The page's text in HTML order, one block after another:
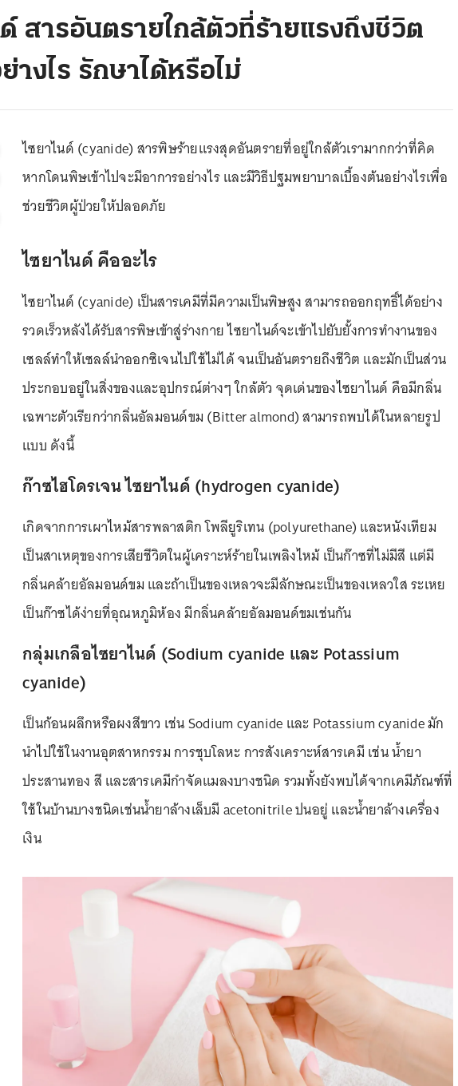
สารอันตรายใกล้ตัวที่ร้ายแรงถึงชีวิต
างไร รักษาได้หรือไม่
ไซยาไนด์ (cyanide) สารพิษร้ายแรงสุดอันตรายที่อยู่ใกล้ตัวเรามากกว่าที่คิด
หากโดนพิษเข้าไปจะมีอาการอย่างไร และมีวิธีปฐมพยาบาลเบื้องต้นอย่างไรเพื่อ
ช่วยชีวิตผู้ป่วยให้ปลอดภัย
ไซยาไนด์ คืออะไร
ไซยาไนด์ (cyanide) เป็นสารเคมีที่มีความเป็นพิษสูง สามารถออกฤทธิ์ได้อย่าง
รวดเร็วหลังได้รับสารพิษเข้าสู่ร่างกาย ไซยาไนด์จะเข้าไปยับยั้งการทำงานของ
เซลล์ทำให้เซลล์นำออกซิเจนไปใช้ไม่ได้ จนเป็นอันตรายถึงชีวิต และมักเป็นส่วน
ประกอบอยู่ในสิ่งของและอุปกรณ์ต่างๆ ใกล้ตัว จุดเด่นของไซยาไนด์ คือมีกลิ่น
เฉพาะตัวเรียกว่ากลิ่นอัลมอนด์ขม (Bitter almond) สามารถพบได้ในหลายรูป
แบบ ดังนี้
ก๊าซไฮโดรเจน ไซยาไนด์ (hydrogen cyanide)
เกิดจากการเผาไหม้สารพลาสติก โพลียูริเทน (polyurethane) และหนังเทียม
เป็นสาเหตุของการเสียชีวิตในผู้เคราะห์ร้ายในเพลิงไหม้ เป็นก๊าซที่ไม่มีสี แต่มี
กลิ่นคล้ายอัลมอนด์ขม และถ้าเป็นของเหลวจะมีลักษณะเป็นของเหลวใส ระเหย
เป็นก๊าซได้ง่ายที่อุณหภูมิห้อง มีกลิ่นคล้ายอัลมอนด์ขมเช่นกัน
กลุ่มเกลือไซยาไนด์ (Sodium cyanide และ Potassium
cyanide)
เป็นก้อนผลึกหรือผงสีขาว เช่น Sodium cyanide และ Potassium cyanide มัก
นำไปใช้ในงานอุตสาหกรรม การชุบโลหะ การสังเคราะห์สารเคมี เช่น น้ำยา
ประสานทอง สี และสารเคมีกำจัดแมลงบางชนิด รวมทั้งยังพบได้จากเคมีภัณฑ์ที่
ใช้ในบ้านบางชนิดเช่นน้ำยาล้างเล็บมี acetonitrile ปนอยู่ และน้ำยาล้างเครื่อง
เงิน